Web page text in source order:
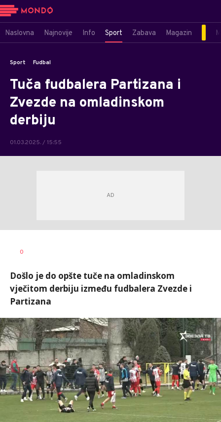
Naslovna Najnovije Info Sport Zabava Magazin
Sport Fudbal
Tuča fudbalera Partizana i
Zvezde na omladinskom
derbiju
01.03.2025. / 15:55
0
Došlo je do opšte tuče na omladinskom
vječitom derbiju između fudbalera Zvezde i
Partizana